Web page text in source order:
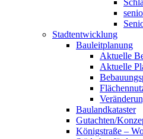
Stadtentwicklung
Bauleitplanung
Aktuelle
Aktuelle
Baulandkataster
Gutachten/
Königstraße –